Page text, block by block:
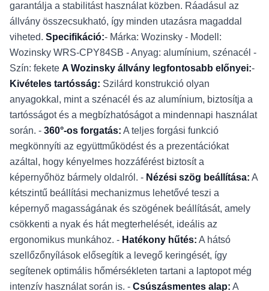
garantálja a stabilitást használat közben. Ráadásul az
állvány összecsukható, így minden utazásra magaddal
viheted. Specifikáció:- Márka: Wozinsky - Modell:
Wozinsky WRS-CPY84SB - Anyag: alumínium, szénacél -
Szín: fekete A Wozinsky állvány legfontosabb előnyei:-
Kivételes tartósság: Szilárd konstrukció olyan
anyagokkal, mint a szénacél és az alumínium, biztosítja a
tartósságot és a megbízhatóságot a mindennapi használat
során. - 360°-os forgatás: A teljes forgási funkció
megkönnyíti az együttműködést és a prezentációkat
azáltal, hogy kényelmes hozzáférést biztosít a
képernyőhöz bármely oldalról. - Nézési szög beállítása: A
kétszintű beállítási mechanizmus lehetővé teszi a
képernyő magasságának és szögének beállítását, amely
csökkenti a nyak és hát megterhelését, ideális az
ergonomikus munkához. - Hatékony hűtés: A hátsó
szellőzőnyílások elősegítik a levegő keringését, így
segítenek optimális hőmérsékleten tartani a laptopot még
intenzív használat során is. - Csúszásmentes alap: A